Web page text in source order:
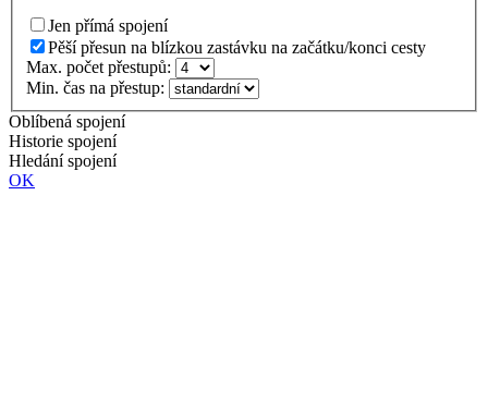
Jen přímá spojení
Pěší přesun na blízkou zastávku na začátku/konci cesty
Max. počet přestupů:
Min. čas na přestup:
Oblíbená spojení
Historie spojení
Hledání spojení
OK